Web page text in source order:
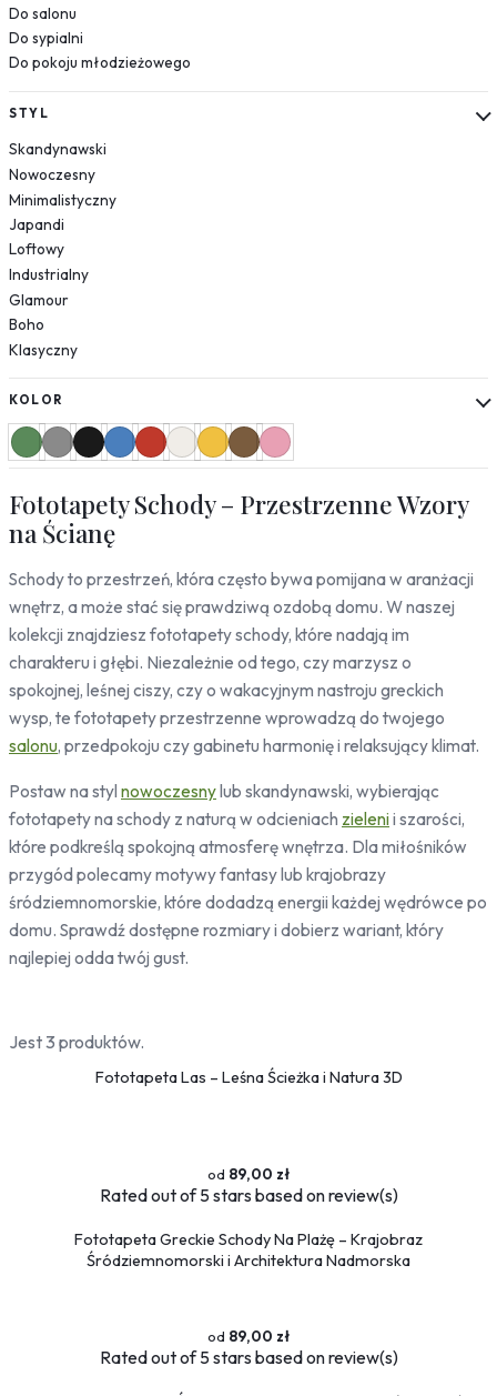
Góry
Las
Plaża
Wodospad
Pustynia
Jezioro
Morze
Kwiaty
Dmuchawce
Lawenda
Magnolie
Maki
Storczyki
Piwonie
Słoneczniki
Mapy
Miasta
Londyn
Nowy Jork
Rzym
Warszawa
Kraków
Gdańsk
Moskwa
Tokio
Berlin
Wrocław
Natura
Liście
Rośliny
Bambus
Drzewa
Jedzenie
Ciężarówki
Motocykle
Samochody
Do salonu
Do sypialni
Do pokoju młodzieżowego
STYL
Skandynawski
Nowoczesny
Minimalistyczny
Japandi
Loftowy
Industrialny
Glamour
Boho
Klasyczny
KOLOR
Fototapety Schody – Przestrzenne Wzory
na Ścianę
Schody to przestrzeń, która często bywa pomijana w aranżacji
wnętrz, a może stać się prawdziwą ozdobą domu. W naszej
kolekcji znajdziesz fototapety schody, które nadają im
charakteru i głębi. Niezależnie od tego, czy marzysz o
spokojnej, leśnej ciszy, czy o wakacyjnym nastroju greckich
wysp, te fototapety przestrzenne wprowadzą do twojego
salonu, przedpokoju czy gabinetu harmonię i relaksujący klimat.
Postaw na styl nowoczesnylub skandynawski, wybierając
fototapety na schody z naturą w odcieniach zielenii szarości,
które podkreślą spokojną atmosferę wnętrza. Dla miłośników
przygód polecamy motywy fantasy lub krajobrazy
śródziemnomorskie, które dodadzą energii każdej wędrówce po
domu. Sprawdź dostępne rozmiary i dobierz wariant, który
najlepiej odda twój gust.
Jest 3 produktów.
Fototapeta Las – Leśna Ścieżka i Natura 3D
89,00 zł
Ratedout of 5 stars based onreview(s)
Fototapeta Greckie Schody Na Plażę – Krajobraz
Śródziemnomorski i Architektura Nadmorska
89,00 zł
Ratedout of 5 stars based onreview(s)